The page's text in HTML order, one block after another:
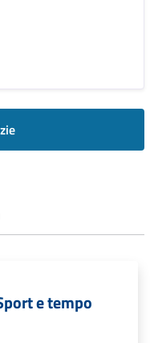
e tempo